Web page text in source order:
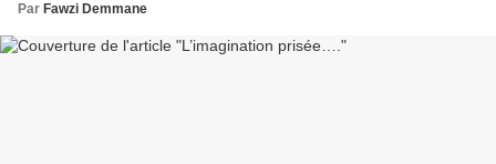
Par Fawzi Demmane